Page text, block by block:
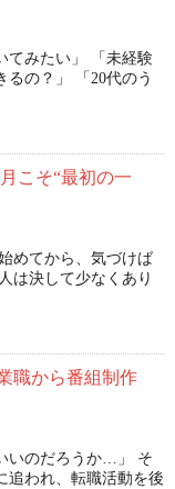
てみたい」 「未経験
るの？」 「20代のう
こそ“最初の一
めてから、気づけば
は決して少なくあり
職から番組制作
いのだろうか…」 そ
追われ、転職活動を後